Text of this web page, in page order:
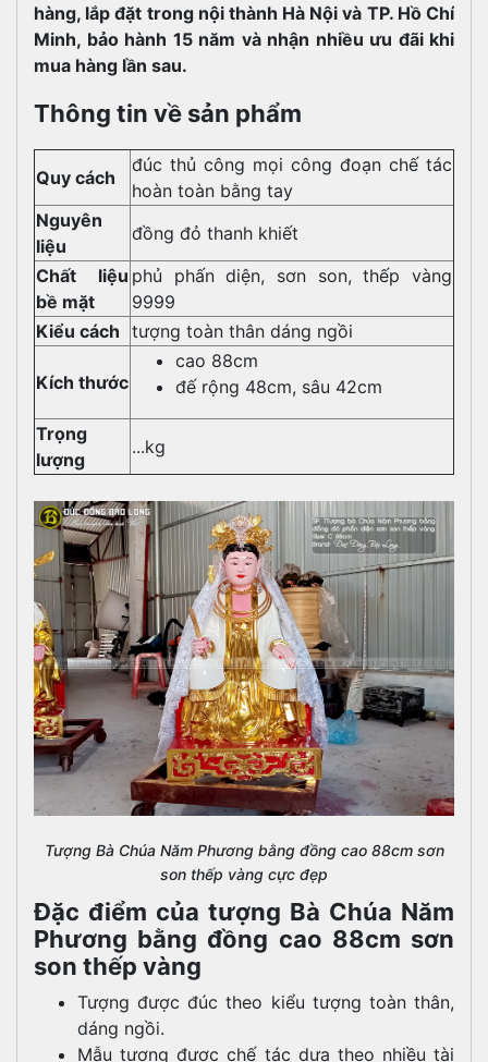
hàng, lắp đặt trong nội thành Hà Nội và TP. Hồ Chí
Minh, bảo hành 15 năm và nhận nhiều ưu đãi khi
mua hàng lần sau.
Thông tin về sản phẩm
Quy cách
đúc thủ công mọi công đoạn chế tác
hoàn toàn bằng tay
Nguyên
liệu
đồng đỏ thanh khiết
Chất liệu
bề mặt
phủ phấn diện, sơn son, thếp vàng
9999
Kiểu cách tượng toàn thân dáng ngồi
Kích thước
cao 88cm
đế rộng 48cm, sâu 42cm
Trọng
lượng
...kg
Tượng Bà Chúa Năm Phương bằng đồng cao 88cm sơn
son thếp vàng cực đẹp
Đặc điểm của tượng Bà Chúa Năm
Phương bằng đồng cao 88cm sơn
son thếp vàng
Tượng được đúc theo kiểu tượng toàn thân,
dáng ngồi.
Mẫu tượng được chế tác dựa theo nhiều tài